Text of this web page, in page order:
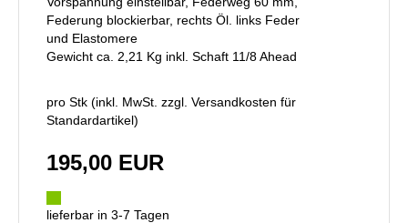
Federung blockierbar, rechts Öl. links Feder
und Elastomere
Gewicht ca. 2,21 Kg inkl. Schaft 11/8 Ahead
pro Stk (inkl. MwSt. zzgl. Versandkosten für
Standardartikel)
195,00 EUR
lieferbar in 3-7 Tagen